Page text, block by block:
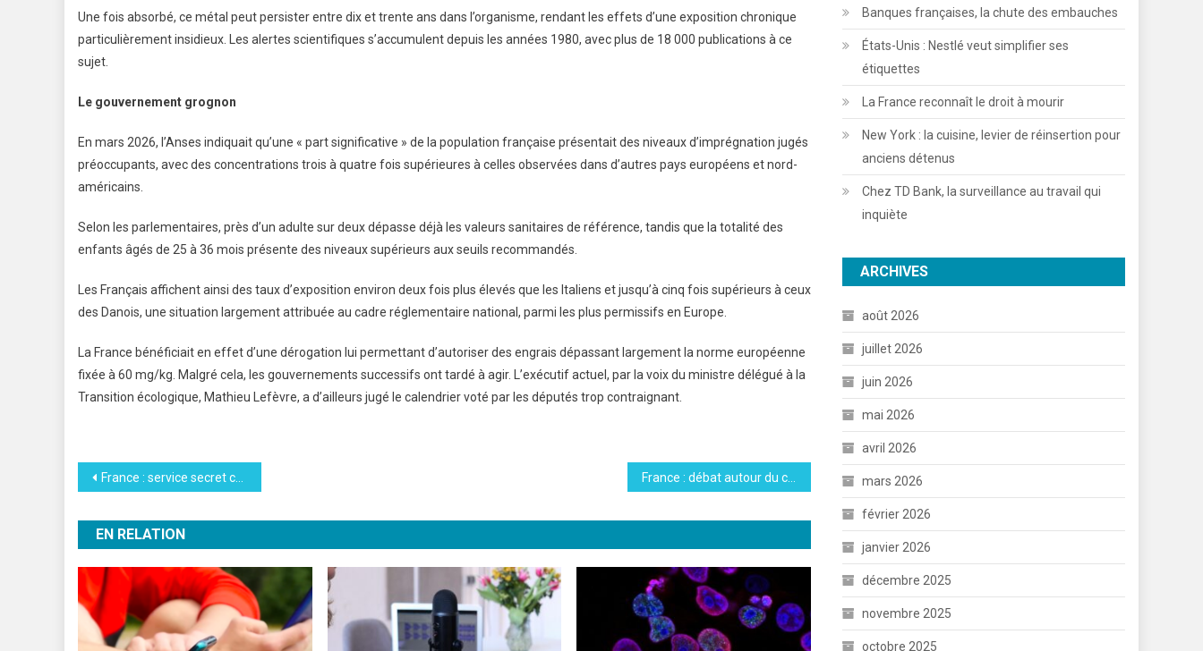
Une fois absorbé, ce métal peut persister entre dix et trente ans dans l’organisme, rendant les effets d’une exposition chronique
particulièrement insidieux. Les alertes scientifiques s’accumulent depuis les années 1980, avec plus de 18 000 publications à ce
sujet.
Le gouvernement grognon
En mars 2026, l’Anses indiquait qu’une « part significative » de la population française présentait des niveaux d’imprégnation jugés
préoccupants, avec des concentrations trois à quatre fois supérieures à celles observées dans d’autres pays européens et nord-
américains.
Selon les parlementaires, près d’un adulte sur deux dépasse déjà les valeurs sanitaires de référence, tandis que la totalité des
enfants âgés de 25 à 36 mois présente des niveaux supérieurs aux seuils recommandés.
Les Français affichent ainsi des taux d’exposition environ deux fois plus élevés que les Italiens et jusqu’à cinq fois supérieurs à ceux
des Danois, une situation largement attribuée au cadre réglementaire national, parmi les plus permissifs en Europe.
La France bénéficiait en effet d’une dérogation lui permettant d’autoriser des engrais dépassant largement la norme européenne
fixée à 60 mg/kg. Malgré cela, les gouvernements successifs ont tardé à agir. L’exécutif actuel, par la voix du ministre délégué à la
Transition écologique, Mathieu Lefèvre, a d’ailleurs jugé le calendrier voté par les députés trop contraignant.
Navigation
de
l’article
France : service secret cherche espions
EN RELATION
Banques françaises, la chute des embauches
États-Unis : Nestlé veut simplifier ses
étiquettes
La France reconnaît le droit à mourir
New York : la cuisine, levier de réinsertion pour
anciens détenus
Chez TD Bank, la surveillance au travail qui
inquiète
ARCHIVES
août 2026
juillet 2026
juin 2026
mai 2026
avril 2026
mars 2026
février 2026
janvier 2026
décembre 2025
novembre 2025
octobre 2025